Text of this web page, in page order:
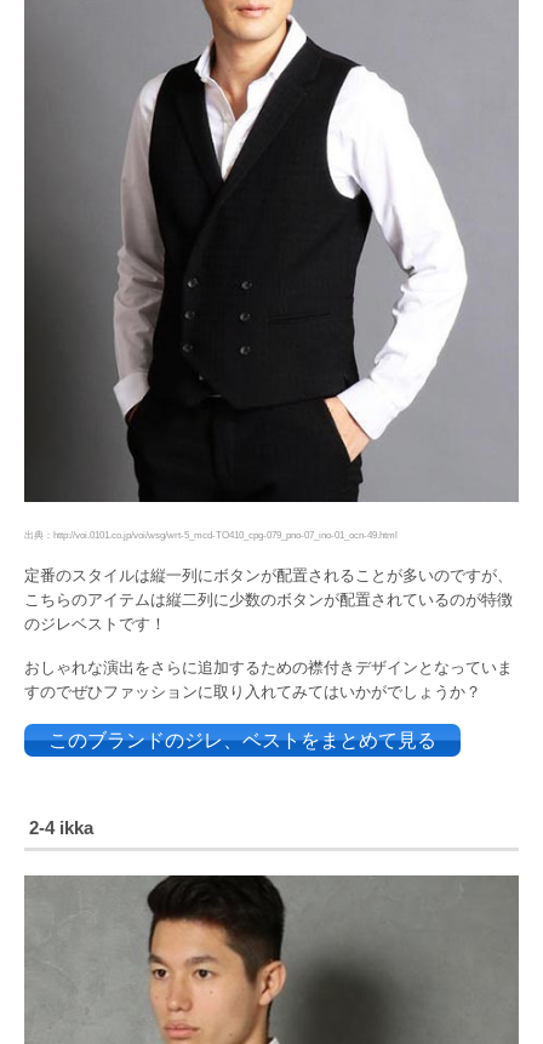
出典：http://voi.0101.co.jp/voi/wsg/wrt-5_mcd-TO410_cpg-079_pno-07_ino-01_ocn-49.html
定番のスタイルは縦一列にボタンが配置されることが多いのですが、
こちらのアイテムは縦二列に少数のボタンが配置されているのが特徴
のジレベストです！
おしゃれな演出をさらに追加するための襟付きデザインとなっていま
すのでぜひファッションに取り入れてみてはいかがでしょうか？
このブランドのジレ、ベストをまとめて見る
2-4 ikka